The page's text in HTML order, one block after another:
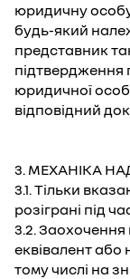
юридичну
будь-який
представник
юридичної
відповідний
3. МЕХАНІКА
3.1. Тільки
розіграні під
3.2.
еквівалент або
тому числі на